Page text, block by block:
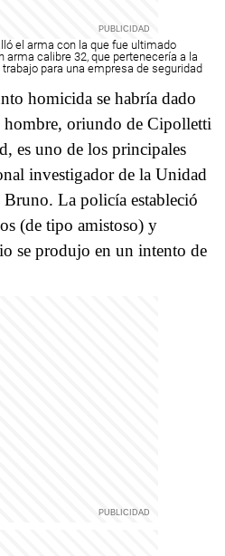
el arma con la que fue ultimado
arma calibre 32, que pertenecería a la
para una empresa de seguridad
homicida se habría dado
hombre, oriundo de Cipolletti
es uno de los principales
investigador de la Unidad
Bruno. La policía estableció
(de tipo amistoso) y
se produjo en un intento de